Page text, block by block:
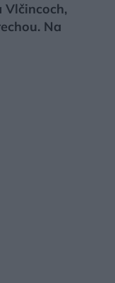
Vlčincoch,
Na